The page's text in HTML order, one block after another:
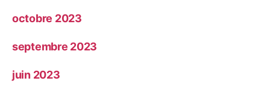
octobre 2023
septembre 2023
juin 2023